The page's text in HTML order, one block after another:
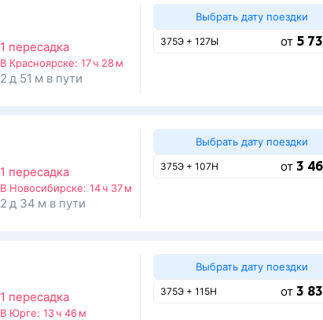
1 пересадка
В Красноярске: 17 ч 28 м
2 д 51 м в пути
Выбрать дату поездки
375Э + 127Ы от 5
1 пересадка
В Новосибирске: 14 ч 37 м
2 д 34 м в пути
Выбрать дату поездки
375Э + 107Н от 3
1 пересадка
В Юрге: 13 ч 46 м
Выбрать дату поездки
375Э + 115Н от 3